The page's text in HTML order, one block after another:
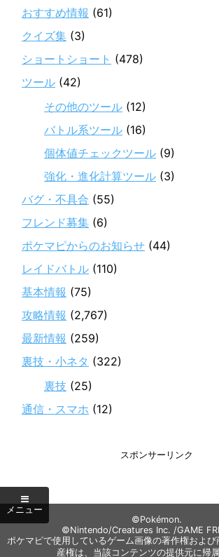
おすすめ情報 (61)
クイズ集 (3)
ショートショート (478)
ツール (42)
その他のツール (12)
バトル系ツール (16)
個体値チェックツール (9)
強化・進化計算ツール (3)
バグ・不具合 (55)
フレンド募集 (6)
ポケマピからのお知らせ (44)
レイドバトル (110)
基本情報 (75)
攻略情報 (2,767)
最新情報 (259)
裏技・小ネタ (322)
裏技 (25)
通信・スマホ (12)
スポンサーリンク
©Pokémon.
©Nintendo/Creatures Inc. /GAME
ポケマピで使用しているゲーム画像の著作権およ
産権は、当該コンテンツの提供元に帰属